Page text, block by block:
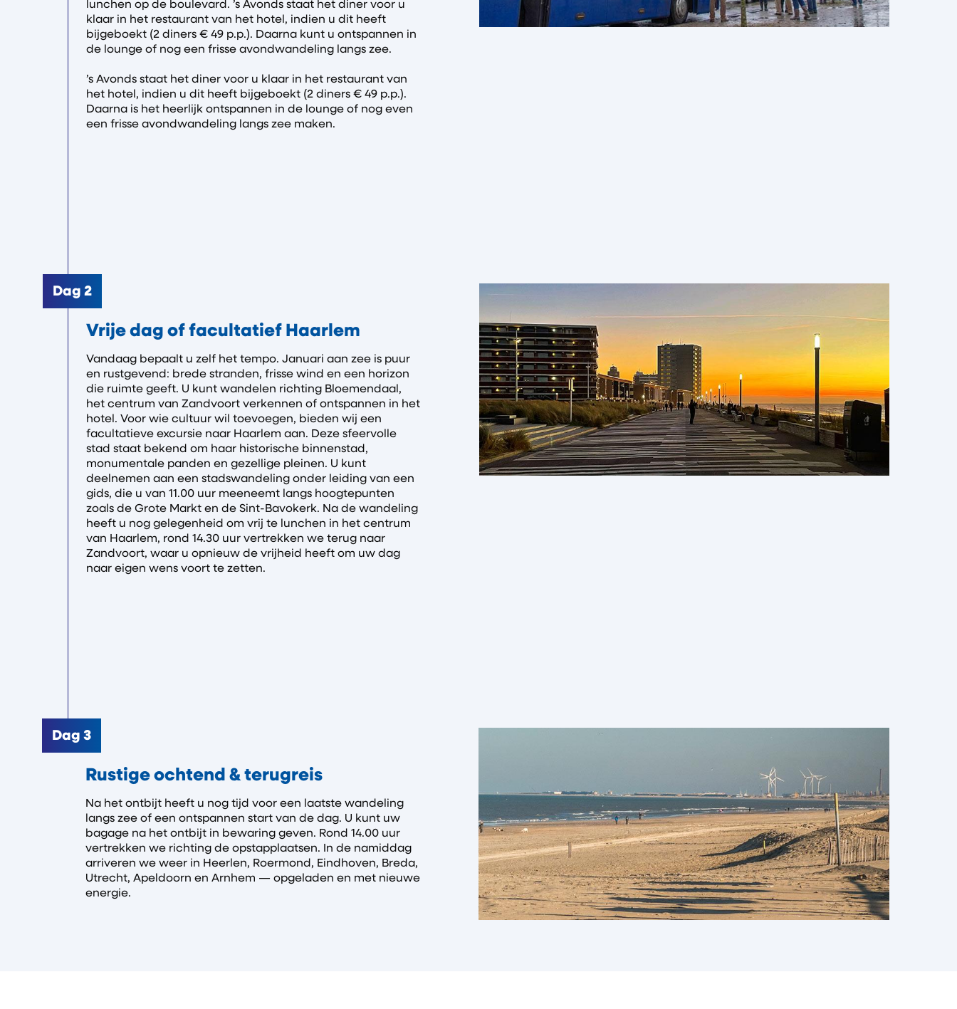
lunchen op de boulevard. ’s Avonds staat het diner voor u
klaar in het restaurant van het hotel, indien u dit heeft
bijgeboekt (2 diners € 49 p.p.). Daarna kunt u ontspannen in
de lounge of nog een frisse avondwandeling langs zee.
’s Avonds staat het diner voor u klaar in het restaurant van
het hotel, indien u dit heeft bijgeboekt (2 diners € 49 p.p.).
Daarna is het heerlijk ontspannen in de lounge of nog even
een frisse avondwandeling langs zee maken.
Dag 2
Vrije dag of facultatief Haarlem
Vandaag bepaalt u zelf het tempo. Januari aan zee is puur
en rustgevend: brede stranden, frisse wind en een horizon
die ruimte geeft. U kunt wandelen richting Bloemendaal,
het centrum van Zandvoort verkennen of ontspannen in het
hotel. Voor wie cultuur wil toevoegen, bieden wij een
facultatieve excursie naar Haarlem aan. Deze sfeervolle
stad staat bekend om haar historische binnenstad,
monumentale panden en gezellige pleinen. U kunt
deelnemen aan een stadswandeling onder leiding van een
gids, die u van 11.00 uur meeneemt langs hoogtepunten
zoals de Grote Markt en de Sint-Bavokerk. Na de wandeling
heeft u nog gelegenheid om vrij te lunchen in het centrum
van Haarlem, rond 14.30 uur vertrekken we terug naar
Zandvoort, waar u opnieuw de vrijheid heeft om uw dag
naar eigen wens voort te zetten.
Dag 3
Rustige ochtend & terugreis
Na het ontbijt heeft u nog tijd voor een laatste wandeling
langs zee of een ontspannen start van de dag. U kunt uw
bagage na het ontbijt in bewaring geven. Rond 14.00 uur
vertrekken we richting de opstapplaatsen. In de namiddag
arriveren we weer in Heerlen, Roermond, Eindhoven, Breda,
Utrecht, Apeldoorn en Arnhem — opgeladen en met nieuwe
energie.